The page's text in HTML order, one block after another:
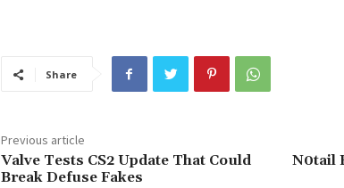
Share
Previous article
Valve Tests CS2 Update That Could
Break Defuse Fakes
N0tail